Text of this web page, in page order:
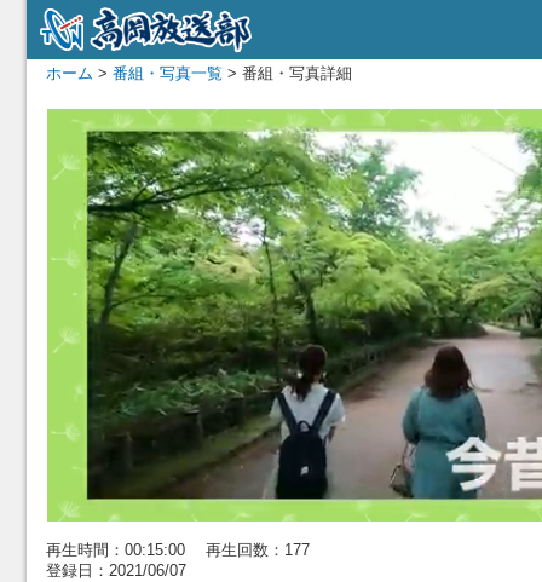
ホーム > 番組・写真一覧 > 番組・写真詳細
再生時間：00:15:00 再生回数：177
登録日：2021/06/07